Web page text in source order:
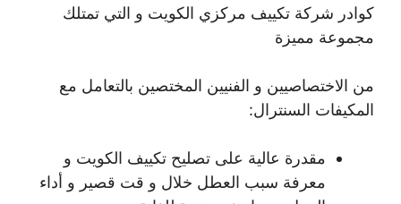
كوادر شركة تكييف مركزي الكويت و التي تمتلك
مجموعة مميزة
من الاختصاصيين و الفنيين المختصين بالتعامل مع
المكيفات السنترال:
مقدرة عالية على تصليح تكييف الكويت و
معرفة سبب العطل خلال و قت قصير و أداء